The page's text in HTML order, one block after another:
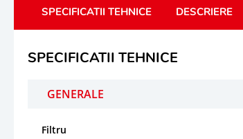
SPECIFICATII TEHNICE DESCRIERE
SPECIFICATII TEHNICE
GENERALE
Filtru